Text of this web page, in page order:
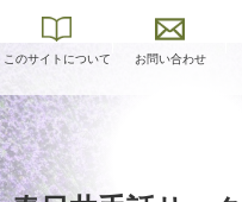
このサイトについて お問い合わせ